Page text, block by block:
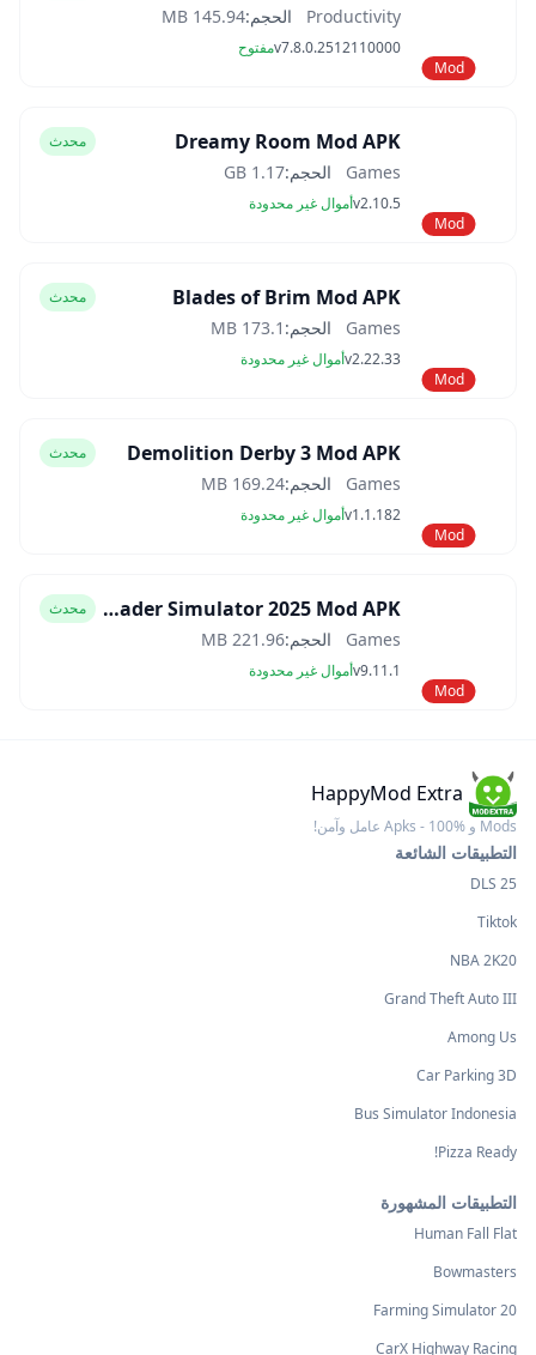
Mod
Productivity الحجم:145.94 MB
v7.8.0.2512110000مفتوح
Mod
Dreamy Room Mod APK محدث
Games الحجم:1.17 GB
v2.10.5أموال غير محدودة
Mod
Blades of Brim Mod APK محدث
Games الحجم: 173.1 MB
v2.22.33أموال غير محدودة
Mod
Demolition Derby 3 Mod APK محدث
Games الحجم:169.24 MB
v1.1.182أموال غير محدودة
Mod
Car Trader Simulator 2025 Mod APK محدث
Games الحجم:221.96 MB
v9.11.1أموال غير محدودة
HappyMod Extra
Mods و Apks - 100% عامل وآمن!
التطبيقات الشائعة
DLS 25
Tiktok
NBA 2K20
Grand Theft Auto III
Among Us
Car Parking 3D
Bus Simulator Indonesia
Pizza Ready!
التطبيقات المشهورة
Human Fall Flat
Bowmasters
Farming Simulator 20
CarX Highway Racing